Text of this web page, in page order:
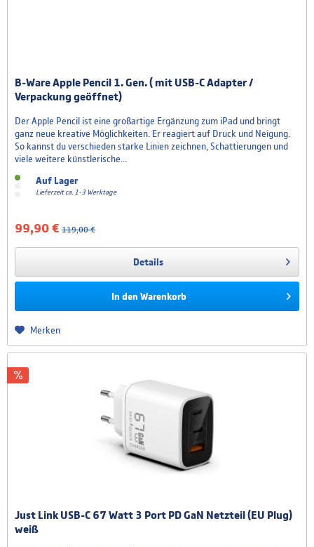
B-Ware Apple Pencil 1. Gen. ( mit USB-C Adapter /
Verpackung geöffnet)
Der Apple Pencil ist eine großartige Ergänzung zum iPad und bringt
ganz neue kreative Möglichkeiten. Er reagiert auf Druck und Neigung.
So kannst du verschieden starke Linien zeichnen, Schattierungen und
viele weitere künstlerische...
Auf Lager
Lieferzeit ca. 1-3 Werktage
99,90 € 119,00 €
Details
In den Warenkorb
Merken
Just Link USB-C 67 Watt 3 Port PD GaN Netzteil (EU Plug)
weiß